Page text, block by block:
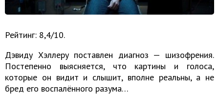
Рейтинг: 8,4/10.
Дэвиду Хэллеру поставлен диагноз — шизофрения.
Постепенно выясняется, что картины и голоса,
которые он видит и слышит, вполне реальны, а не
бред его воспалённого разума…